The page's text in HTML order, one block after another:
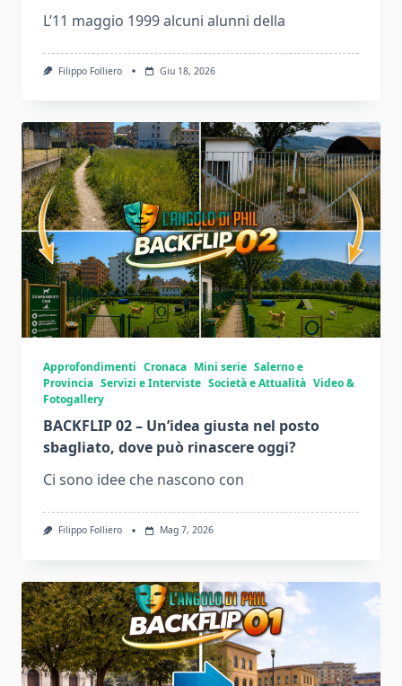
L’11 maggio 1999 alcuni alunni della
Filippo Folliero Giu 18, 2026
Approfondimenti Cronaca Mini serie Salerno e
Provincia Servizi e Interviste Società e Attualità Video &
Fotogallery
BACKFLIP 02 – Un’idea giusta nel posto
sbagliato, dove può rinascere oggi?
Ci sono idee che nascono con
Filippo Folliero Mag 7, 2026